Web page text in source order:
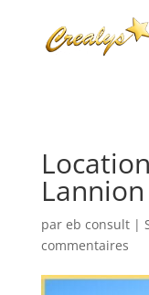
Lannion
par eb consult|
commentaires